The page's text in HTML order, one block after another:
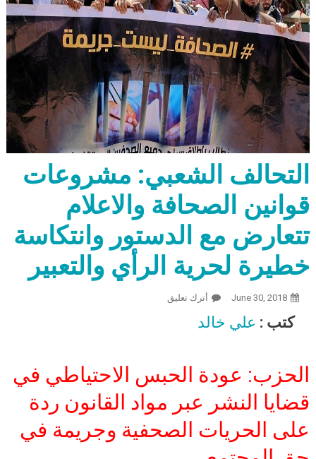
التحالف الشعبي: مشروعات
قوانين الصحافة والاعلام
تتعارض مع الدستور وانتكاسة
خطيرة لحرية الرأي والتعبير
June 30, 2018 أترك تعليق
كتب : علي خالد
الحزب: عودة الحبس الاحتياطي في
قضايا النشر عبر مواد القانون ردة
على الحريات الصحفية وجريمة في